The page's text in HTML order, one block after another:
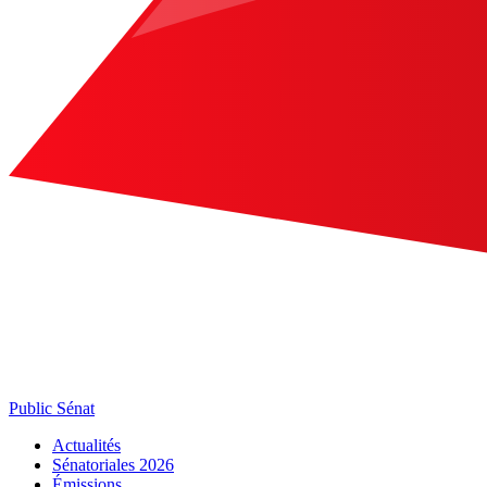
Public Sénat
Actualités
Sénatoriales 2026